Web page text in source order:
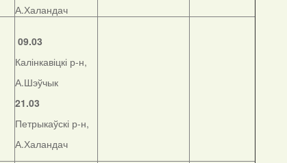
А.Халандач
09.03
Калінкавіцкі р-н,
А.Шэўчык
21.03
Петрыкаўскі р-н,
А.Халандач